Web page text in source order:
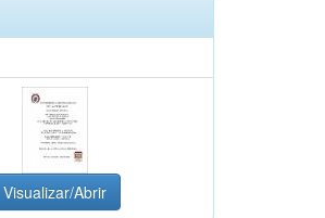
Visualizar/Abrir